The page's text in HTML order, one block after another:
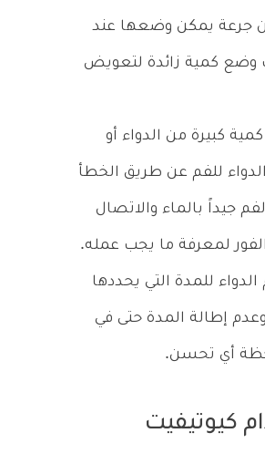
جرعة يمكن وضعها عند
وضع كمية زائدة لتعويض
كبيرة من الدواء أو
للفم عن طريق الخطأ
جيداً بالماء والاتصال
لمعرفة ما يجب عمله.
للمدة التي يحددها
إطالة المدة حتى في
أي تحسن.
كيوتيفيت